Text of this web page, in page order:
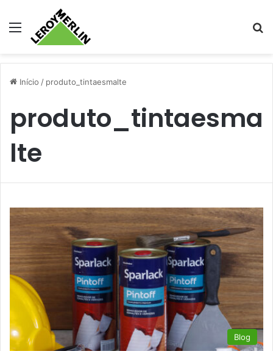
Menu
Início / produto_tintaesmalte
produto_tintaesma
lte
Blog